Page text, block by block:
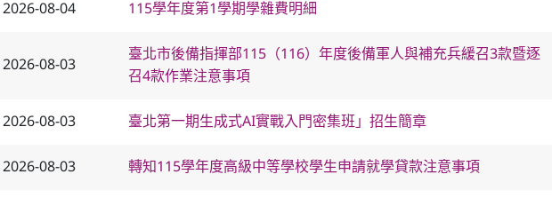
2026-08-04 115學年度第1學期學雜費明細
2026-08-03
臺北市後備指揮部115（116）年度後備軍人與補充兵緩召3款暨逐
召4款作業注意事項
2026-08-03 臺北第一期生成式AI實戰入門密集班」招生簡章
2026-08-03 轉知115學年度高級中等學校學生申請就學貸款注意事項